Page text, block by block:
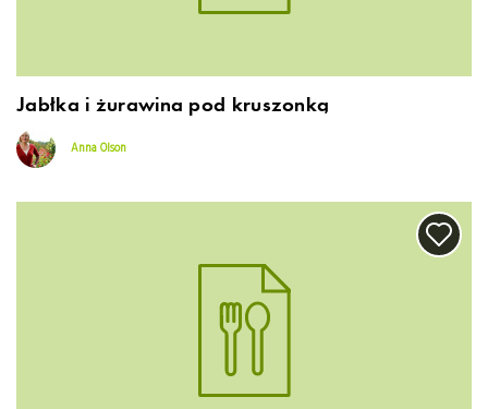
Jabłka i żurawina pod kruszonką
Anna Olson